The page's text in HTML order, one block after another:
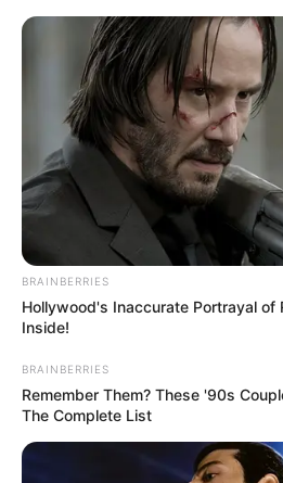
BRAINBERRIES
Hollywood's Inaccurate Portrayal of
Inside!
BRAINBERRIES
Remember Them? These '90s
The Complete List